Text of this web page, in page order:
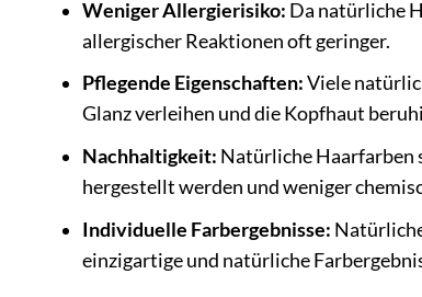
Weniger Allergierisiko: Da natürliche
allergischer Reaktionen oft geringer.
Pflegende Eigenschaften:Viele
Glanz verleihen und die Kopfhaut
Nachhaltigkeit: Natürliche Haarfarben
hergestellt werden und weniger
Individuelle Farbergebnisse:
einzigartige und natürliche